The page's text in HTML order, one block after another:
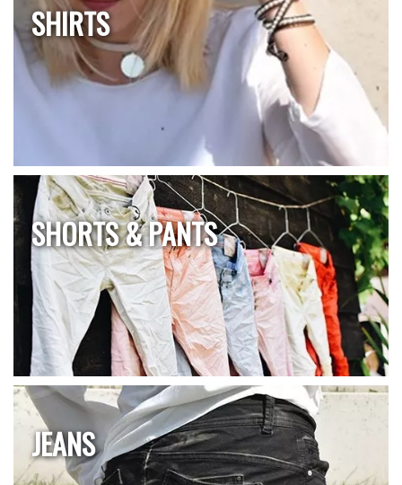
SHIRTS
SHORTS & PANTS
JEANS